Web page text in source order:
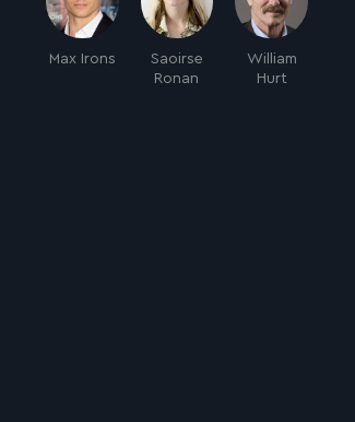
Max Irons
Saoirse
Ronan
William
Hurt